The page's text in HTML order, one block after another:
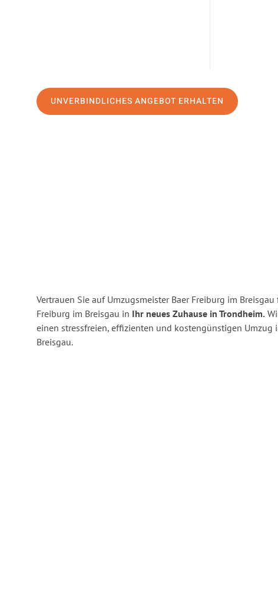
UNVERBINDLICHES ANGEBOT ERHALTEN
Vertrauen Sie auf Umzugsmeister Baer Freiburg im
Freiburg im Breisgau in Ihr neues Zuhause in Trondheim.
einen stressfreien, effizienten und kostengünstigen Umzug
Breisgau.